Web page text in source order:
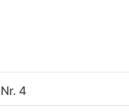
Nr. 4